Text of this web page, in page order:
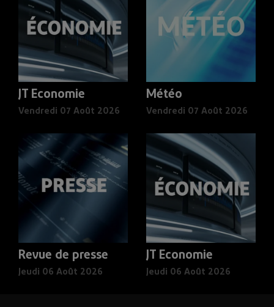
JT Economie
Vendredi 07 Août 2026
Météo
Vendredi 07 Août 2026
Revue de presse
Jeudi 06 Août 2026
JT Economie
Jeudi 06 Août 2026